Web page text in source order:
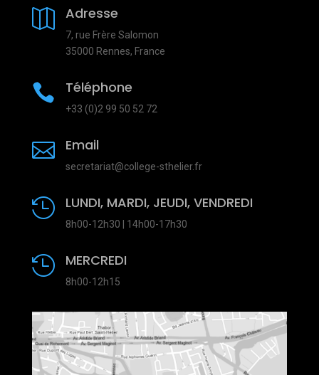
 Adresse
7, rue Frère Salomon
35000 Rennes, France
 Téléphone
+33 (0)2 99 50 52 72
 Email
secretariat@college-sthelier.fr
 LUNDI, MARDI, JEUDI, VENDREDI
8h00-12h30 | 14h00-17h30
 MERCREDI
8h00-12h15